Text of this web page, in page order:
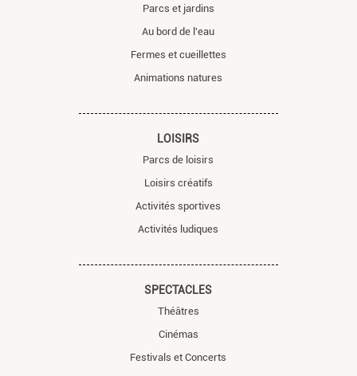
Parcs et jardins
Au bord de l'eau
Fermes et cueillettes
Animations natures
LOISIRS
Parcs de loisirs
Loisirs créatifs
Activités sportives
Activités ludiques
SPECTACLES
Théâtres
Cinémas
Festivals et Concerts